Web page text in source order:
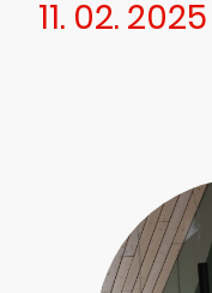
11. 02. 2025